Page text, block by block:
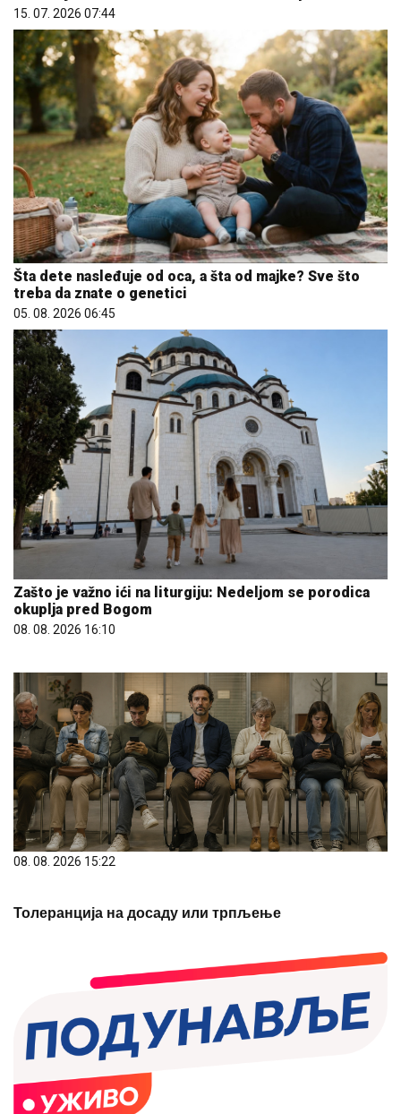
15. 07. 2026 07:44
Šta dete nasleđuje od oca, a šta od majke? Sve što
treba da znate o genetici
05. 08. 2026 06:45
Zašto je važno ići na liturgiju: Nedeljom se porodica
okuplja pred Bogom
08. 08. 2026 16:10
08. 08. 2026 15:22
Толеранција на досаду или трпљење